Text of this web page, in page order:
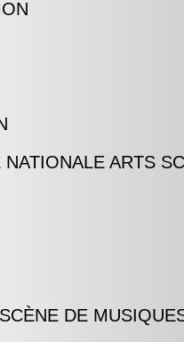
ARTS
DE